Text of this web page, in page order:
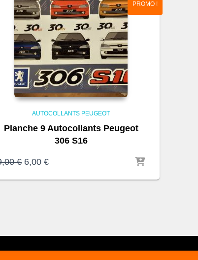
PROMO !
AUTOCOLLANTS PEUGEOT
Planche 9 Autocollants Peugeot
306 S16
€ Le
initial
6,00 €Le
actuel